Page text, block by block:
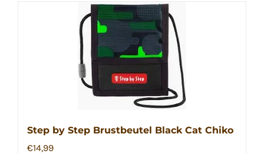
Step by Step Brustbeutel Black Cat Chiko
€14,99